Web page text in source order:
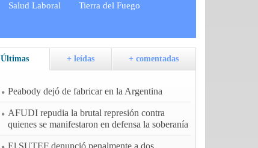
Salud Laboral Tierra del Fuego
Últimas + leídas + comentadas
Peabody dejó de fabricar en la Argentina
AFUDI repudia la brutal represión contra
quienes se manifestaron en defensa la soberanía
El SUTEF denunció penalmente a dos